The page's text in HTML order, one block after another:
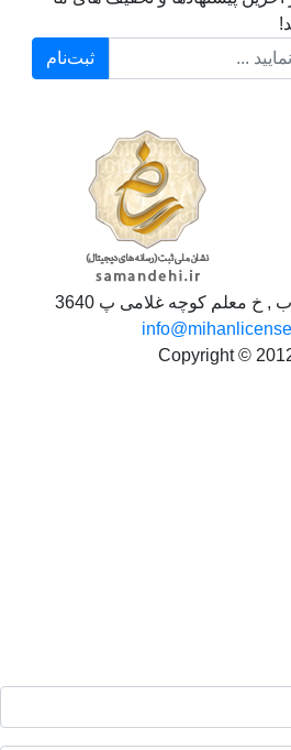
ثبت‌نام
معلم کوچه غلامی پ 3640
Copyright ©